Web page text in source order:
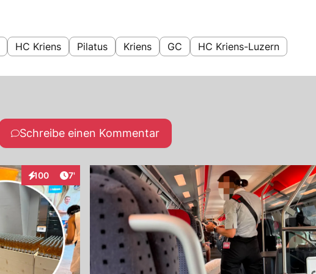
HC Kriens Pilatus Kriens GC HC Kriens-Luzern
Schreibe einen Kommentar
100
InteraktionenArtikel veröffentlicht:
7'